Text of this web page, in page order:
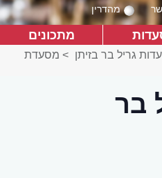
מהדרין
מתכונים
גריל בר בזיתן > מסעדת
בר